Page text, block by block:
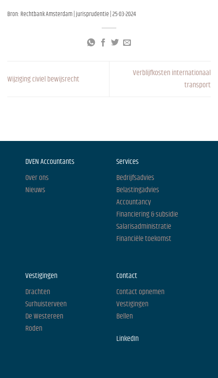
Bron: Rechtbank Amsterdam | jurisprudentie | 25-03-2024
Wijziging civiel bewijsrecht
Verblijfkosten internationaal
transport
DVEN Accountants
Over ons
Nieuws
Services
Bedrijfsadvies
Belastingadvies
Accountancy
Financiering & subsidie
Salarisadministratie
Financiële toekomst
Vestigingen
Drachten
Surhuisterveen
De Westereen
Roden
Contact
Contact opnemen
Vestigingen
Bellen
LinkedIn